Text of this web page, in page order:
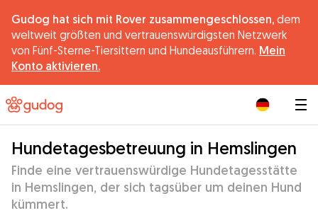
Gudog hat sich mit Rover zusammengeschlossen, dem
weltweit größten und vertrauenswürdigsten Netzwerk
von Fünf-Sterne-Tiersittern und Hundeausführern. Mein
Konto aktivieren.
Hundetagesbetreuung in Hemslingen
Finde eine vertrauenswürdige Hundetagesstätte
in Hemslingen, der sich tagsüber um deinen Hund
kümmert.